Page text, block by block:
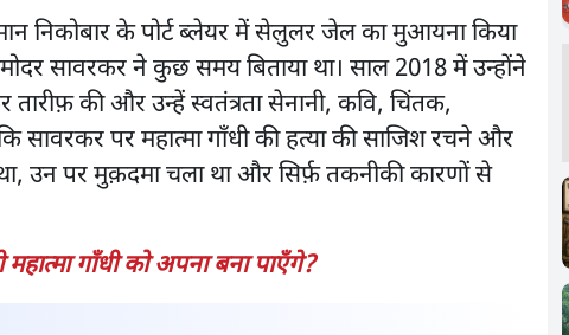
निकोबार के पोर्ट ब्लेयर में सेलुलर जेल का मुआयना किया
सावरकर ने कुछ समय बिताया था। साल 2018 में उन्होंने
की और उन्हें स्वतंत्रता सेनानी, कवि, चिंतक,
पर महात्मा गाँधी की हत्या की साजिश रचने और
उन पर मुक़दमा चला था और सिर्फ़ तकनीकी कारणों से
गाँधी को अपना बना पाएँगे?